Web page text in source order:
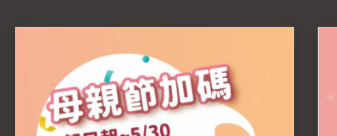
節禮物推薦#okbodyproject
#okbodyproject文自店#私人教練課程 #
一對一私人教練 #私人教練#健身 #高雄健
身房推薦 #左營健身房推薦